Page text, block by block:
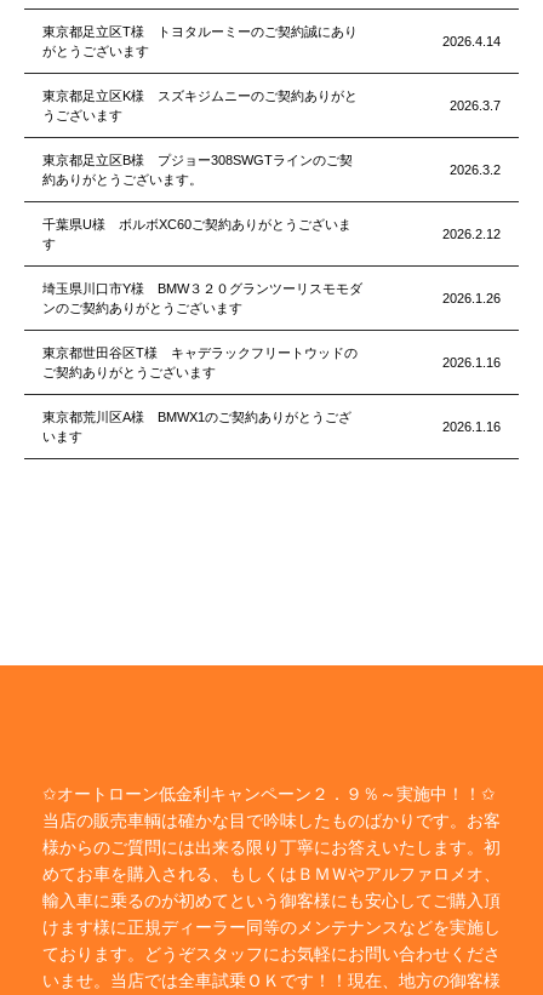
東京都足立区T様 トヨタルーミーのご契約誠にあり
がとうございます
2026.4.14
東京都足立区K様 スズキジムニーのご契約ありがと
うございます
2026.3.7
東京都足立区B様 プジョー308SWGTラインのご契
約ありがとうございます。
2026.3.2
千葉県U様 ボルボXC60ご契約ありがとうございま
す
2026.2.12
埼玉県川口市Y様 BMW３２０グランツーリスモモダ
ンのご契約ありがとうございます
2026.1.26
東京都世田谷区T様 キャデラックフリートウッドの
ご契約ありがとうございます
2026.1.16
東京都荒川区A様 BMWX1のご契約ありがとうござ
います
2026.1.16
✩オートローン低金利キャンペーン２．９％～実施中！！✩
当店の販売車輌は確かな目で吟味したものばかりです。お客
様からのご質問には出来る限り丁寧にお答えいたします。初
めてお車を購入される、もしくはＢＭＷやアルファロメオ、
輸入車に乗るのが初めてという御客様にも安心してご購入頂
けます様に正規ディーラー同等のメンテナンスなどを実施し
ております。どうぞスタッフにお気軽にお問い合わせくださ
いませ。当店では全車試乗ＯＫです！！現在、地方の御客様